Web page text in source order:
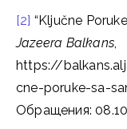
[2] “Ključne
Jazeera Balkans,
https://
cne-poruke-sa-
Обращения: